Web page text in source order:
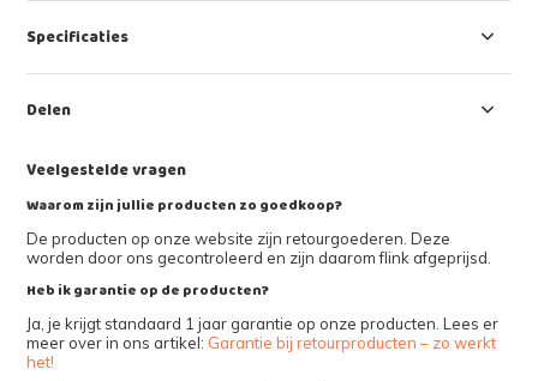
Specificaties
Delen
Veelgestelde vragen
Waarom zijn jullie producten zo goedkoop?
De producten op onze website zijn retourgoederen. Deze
worden door ons gecontroleerd en zijn daarom flink afgeprijsd.
Heb ik garantie op de producten?
Ja, je krijgt standaard 1 jaar garantie op onze producten. Lees er
meer over in ons artikel: Garantie bij retourproducten – zo werkt
het!